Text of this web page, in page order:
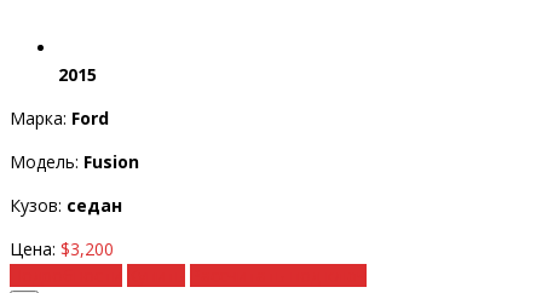
2015
Марка: Ford
Модель: Fusion
Кузов: седан
Цена: $3,200